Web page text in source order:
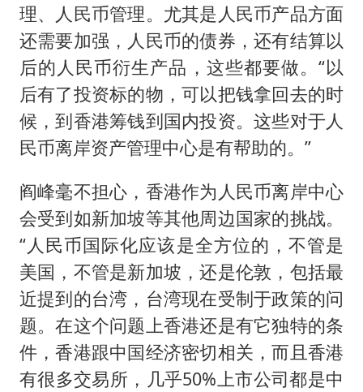
理、人民币管理。尤其是人民币产品方面
还需要加强，人民币的债券，还有结算以
后的人民币衍生产品，这些都要做。“以
后有了投资标的物，可以把钱拿回去的时
候，到香港筹钱到国内投资。这些对于人
民币离岸资产管理中心是有帮助的。”
阎峰毫不担心，香港作为人民币离岸中心
会受到如新加坡等其他周边国家的挑战。
“人民币国际化应该是全方位的，不管是
美国，不管是新加坡，还是伦敦，包括最
近提到的台湾，台湾现在受制于政策的问
题。在这个问题上香港还是有它独特的条
件，香港跟中国经济密切相关，而且香港
有很多交易所，几乎50%上市公司都是中